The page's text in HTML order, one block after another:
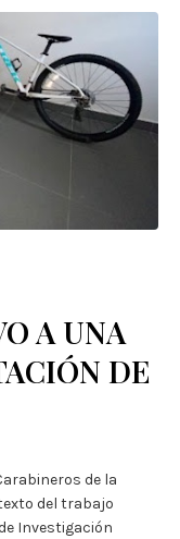
A UNA
DE
de la
del trabajo
Investigación